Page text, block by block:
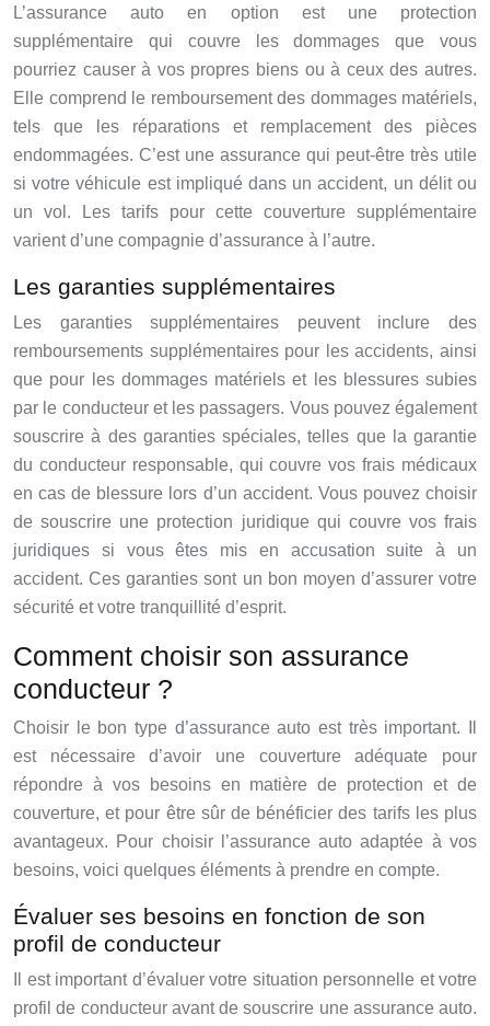
L’assurance auto en option est une protection
supplémentaire qui couvre les dommages que vous
pourriez causer à vos propres biens ou à ceux des autres.
Elle comprend le remboursement des dommages matériels,
tels que les réparations et remplacement des pièces
endommagées. C’est une assurance qui peut-être très utile
si votre véhicule est impliqué dans un accident, un délit ou
un vol. Les tarifs pour cette couverture supplémentaire
varient d’une compagnie d’assurance à l’autre.
Les garanties supplémentaires
Les garanties supplémentaires peuvent inclure des
remboursements supplémentaires pour les accidents, ainsi
que pour les dommages matériels et les blessures subies
par le conducteur et les passagers. Vous pouvez également
souscrire à des garanties spéciales, telles que la garantie
du conducteur responsable, qui couvre vos frais médicaux
en cas de blessure lors d’un accident. Vous pouvez choisir
de souscrire une protection juridique qui couvre vos frais
juridiques si vous êtes mis en accusation suite à un
accident. Ces garanties sont un bon moyen d’assurer votre
sécurité et votre tranquillité d’esprit.
Comment choisir son assurance
conducteur ?
Choisir le bon type d’assurance auto est très important. Il
est nécessaire d’avoir une couverture adéquate pour
répondre à vos besoins en matière de protection et de
couverture, et pour être sûr de bénéficier des tarifs les plus
avantageux. Pour choisir l’assurance auto adaptée à vos
besoins, voici quelques éléments à prendre en compte.
Évaluer ses besoins en fonction de son
profil de conducteur
Il est important d’évaluer votre situation personnelle et votre
profil de conducteur avant de souscrire une assurance auto.